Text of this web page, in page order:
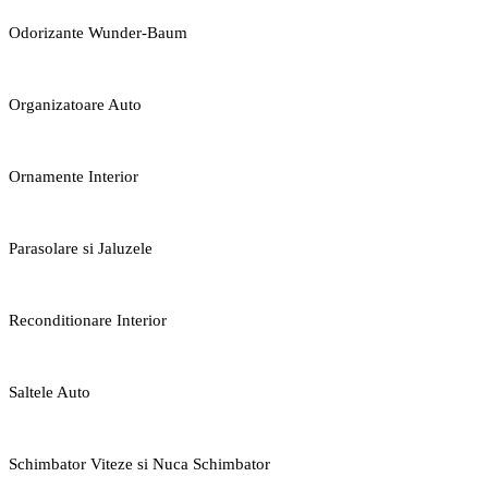
Odorizante Wunder-Baum
Organizatoare Auto
Ornamente Interior
Parasolare si Jaluzele
Reconditionare Interior
Saltele Auto
Schimbator Viteze si Nuca Schimbator